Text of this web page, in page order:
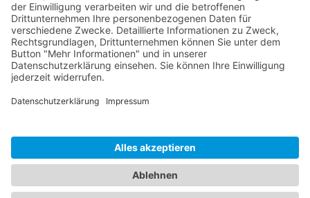
HOTLINE
ONEAV.EU
NEWSLETTER